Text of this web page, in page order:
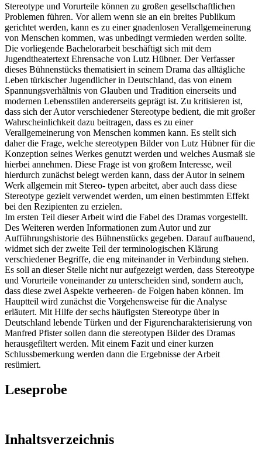
Stereotype und Vorurteile können zu großen gesellschaftlichen
Problemen führen. Vor allem wenn sie an ein breites Publikum
gerichtet werden, kann es zu einer gnadenlosen Verallgemeinerung
von Menschen kommen, was unbedingt vermieden werden sollte.
Die vorliegende Bachelorarbeit beschäftigt sich mit dem
Jugendtheatertext Ehrensache von Lutz Hübner. Der Verfasser
dieses Bühnenstücks thematisiert in seinem Drama das alltägliche
Leben türkischer Jugendlicher in Deutschland, das von einem
Spannungsverhältnis von Glauben und Tradition einerseits und
modernen Lebensstilen andererseits geprägt ist. Zu kritisieren ist,
dass sich der Autor verschiedener Stereotype bedient, die mit großer
Wahrscheinlichkeit dazu beitragen, dass es zu einer
Verallgemeinerung von Menschen kommen kann. Es stellt sich
daher die Frage, welche stereotypen Bilder von Lutz Hübner für die
Konzeption seines Werkes genutzt werden und welches Ausmaß sie
hierbei annehmen. Diese Frage ist von großem Interesse, weil
hierdurch zunächst belegt werden kann, dass der Autor in seinem
Werk allgemein mit Stereo- typen arbeitet, aber auch dass diese
Stereotype gezielt verwendet werden, um einen bestimmten Effekt
bei den Rezipienten zu erzielen.
Im ersten Teil dieser Arbeit wird die Fabel des Dramas vorgestellt.
Des Weiteren werden Informationen zum Autor und zur
Aufführungshistorie des Bühnenstücks gegeben. Darauf aufbauend,
widmet sich der zweite Teil der terminologischen Klärung
verschiedener Begriffe, die eng miteinander in Verbindung stehen.
Es soll an dieser Stelle nicht nur aufgezeigt werden, dass Stereotype
und Vorurteile voneinander zu unterscheiden sind, sondern auch,
dass diese zwei Aspekte verheeren- de Folgen haben können. Im
Hauptteil wird zunächst die Vorgehensweise für die Analyse
erläutert. Mit Hilfe der sechs häufigsten Stereotype über in
Deutschland lebende Türken und der Figurencharakterisierung von
Manfred Pfister sollen dann die stereotypen Bilder des Dramas
herausgefiltert werden. Mit einem Fazit und einer kurzen
Schlussbemerkung werden dann die Ergebnisse der Arbeit
resümiert.
Leseprobe
Inhaltsverzeichnis